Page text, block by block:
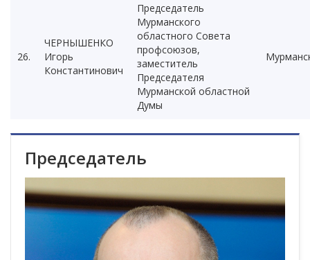
26.
ЧЕРНЫШЕНКО
Игорь
Константинович
Председатель
Мурманского
областного Совета
профсоюзов,
заместитель
Председателя
Мурманской областной
Думы
Председатель